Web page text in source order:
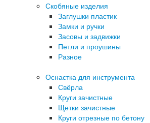
Скобяные изделия
Заглушки пластик
Замки и ручки
Засовы и задвижки
Петли и проушины
Разное
Оснастка для инструмента
Свёрла
Круги зачистные
Щетки зачистные
Круги отрезные по бетону